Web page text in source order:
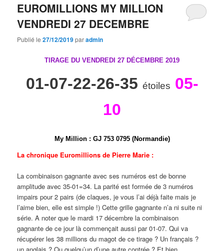
EUROMILLIONS MY MILLION
VENDREDI 27 DECEMBRE
Publié le27/12/2019paradmin
TIRAGE DU VENDREDI 27 DÉCEMBRE 2019
01-07-22-26-35 étoiles 05-
10
My Million: GJ 753 0795 (Normandie)
La chronique Euromillions de Pierre Marie :
La combinaison gagnante avec ses numéros est de bonne
amplitude avec 35-01=34. La parité est formée de 3 numéros
impairs pour 2 pairs (de claques, je vous l’ai déjà faite mais je
l’aime bien, elle est simple !) Cette grille gagnante n’a ni suite ni
série. A noter que le mardi 17 décembre la combinaison
gagnante de ce jour là commençait aussi par 01-07. Qui va
récupérer les 38 millions du magot de ce tirage ? Un français ?